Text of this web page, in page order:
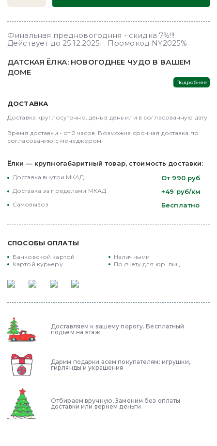
ДОСТАВКА
Доставка круглосуточно, день в день или в согласованную дату.
Время доставки - от 2 часов. Возможна срочная доставка по
согласованию с менеджером.
Ёлки — крупногабаритный товар, стоимость доставки:
Доставка внутри МКАД От 990 руб
Доставка за пределами МКАД +49 руб/км
Самовывоз Бесплатно
СПОСОБЫ ОПЛАТЫ
Банковской картой
Наличными
Картой курьеру
По счету для юр. лиц
Доставляем к вашему порогу. Бесплатный
подъем на этаж
Дарим подарки всем покупателям: игрушки,
гирлянды и украшения
Отбираем вручную, Заменим без оплаты
доставки или вернем деньги
Финальная предновогодння - скидка 7%!!!
Действует до 25.12.2025г. Промокод NY2025%
ДАТСКАЯ ЁЛКА: НОВОГОДНЕЕ ЧУДО В ВАШЕМ
ДОМЕ
Вводный раздел: Откройте для себя великолепие
волшебства. Эти ели, виртуозно выращенные в
суровых условиях Дании, известны своей
непревзойденной красотой и прочностью. В
нашей коллекции, представленной в ElkaDelivery,
готовый украсить ваш дом и подарить
незабываемые моменты праздника.
ЧАРУЮЩАЯ КРАСОТА ДАТСКОЙ ЕЛКИ
Идеальная Форма и Пышность: Наши датские
делает датскую елку невероятно
пространство.
ДОЛГОВЕЧНОСТЬ И УСТОЙЧИВОСТЬ
Долгая Жизнь и Свежесть: Благодаря
устойчивости к внутренним условиям, датская
елка сохраняет свою красоту и свежесть на
Устойчивость к Осыпанию: Ее иголки держатся
крепко, что делает ее идеальным выбором для
ЭКОЛОГИЧЕСКИ ЧИСТОЕ ВЫРАЩИВАНИЕ
Устойчивое Сельское Хозяйство: Мы